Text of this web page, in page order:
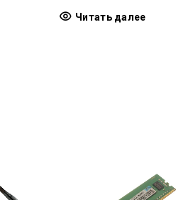
Читать далее